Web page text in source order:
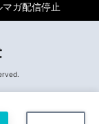
で）
マガ配信停止